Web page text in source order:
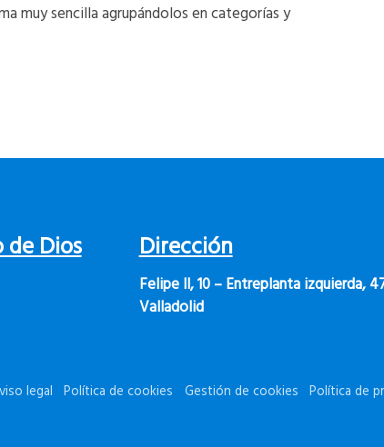
muy sencilla agrupándolos en categorías y
Dios Dirección
Felipe II, 10 – Entreplanta izquierda,
Valladolid
legal Política de cookies Gestión de cookies Política de